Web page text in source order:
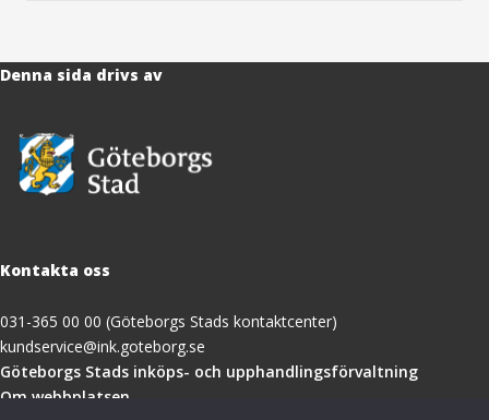
Denna sida drivs av
Kontakta oss
031-365 00 00 (Göteborgs Stads kontaktcenter)
kundservice@ink.goteborg.se
Göteborgs Stads inköps- och upphandlingsförvaltning(öppnas
Om webbplatsen